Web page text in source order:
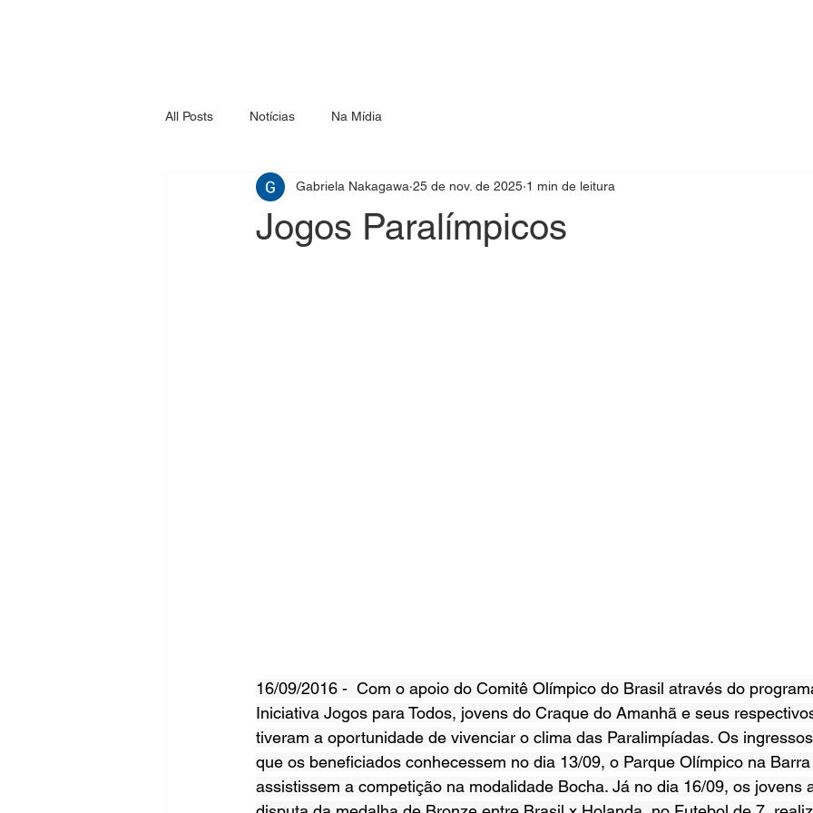
All Posts Notícias Na Mídia
Jogos Paralímpicos
Gabriela Nakagawa 25 de nov. de 2025 1 min de leitura
16/09/2016 -  Com o apoio do Comitê Olímpico do Brasil através do
Iniciativa Jogos para Todos, jovens do Craque do Amanhã e seus
tiveram a oportunidade de vivenciar o clima das Paralimpíadas. Os
que os beneficiados conhecessem no dia 13/09, o Parque Olímpico na
assistissem a competição na modalidade Bocha. Já no dia 16/09, os jovens